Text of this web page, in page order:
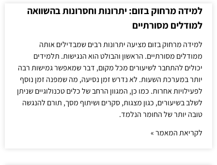
למידה מרחוק בזום: יתרונות וחסרונות בהשוואה
למודלים מסורתיים
למידה מרחוק בזום מציעה יתרונות רבים שמבדילים אותה
ממודלים מסורתיים. הראשון והבולט הוא הנגישות. תלמידים
יכולים להתחבר לשיעורים מכל מקום, דבר שמאפשר גמישות רבה
יותר במערכת השעות. לא נדרש זמן נסיעה, מה שמפנה זמן נוסף
לפעילויות אחרות. כמו כן, המגוון הרחב של כלים טכנולוגיים שניתן
לשלב בשיעורים, כגון מצגות, סקרים ושיתוף מסך, תורם להנגשה
טובה יותר של החומר הנלמד.
לקריאת המאמר »